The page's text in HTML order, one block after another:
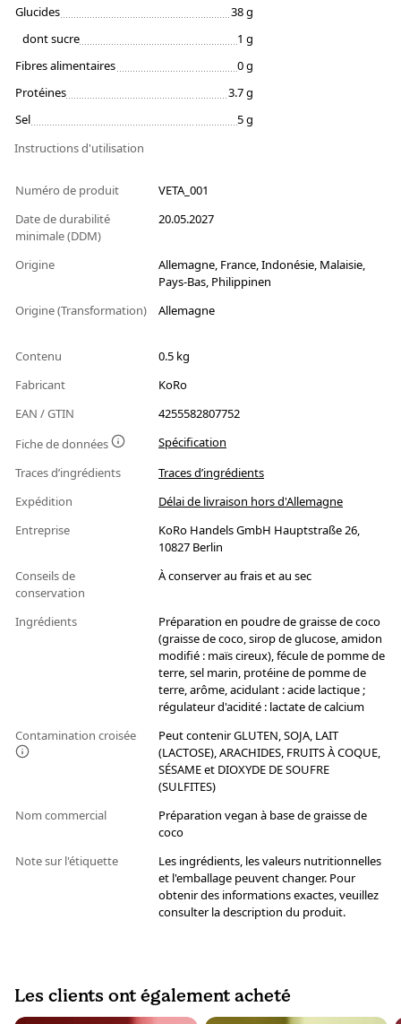
Glucides
38 g
dont sucre
1 g
Fibres alimentaires
0 g
Protéines
3.7 g
Sel
5 g
Instructions d'utilisation
Numéro de produit
VETA_001
Date de durabilité
minimale (DDM)
20.05.2027
Origine
Allemagne, France, Indonésie, Malaisie,
Pays-Bas, Philippinen
Origine (Transformation)
Allemagne
Contenu
0.5 kg
Fabricant
KoRo
EAN / GTIN
4255582807752
Fiche de données
Spécification
Traces d’ingrédients
Traces d’ingrédients
Expédition
Délai de livraison hors d'Allemagne
Entreprise
KoRo Handels GmbH Hauptstraße 26,
10827 Berlin
Conseils de
conservation
À conserver au frais et au sec
Ingrédients
Préparation en poudre de graisse de coco
(graisse de coco, sirop de glucose, amidon
modifié : maïs cireux), fécule de pomme de
terre, sel marin, protéine de pomme de
terre, arôme, acidulant : acide lactique ;
régulateur d'acidité : lactate de calcium
Contamination croisée
Peut contenir GLUTEN, SOJA, LAIT
(LACTOSE), ARACHIDES, FRUITS À COQUE,
SÉSAME et DIOXYDE DE SOUFRE
(SULFITES)
Nom commercial
Préparation vegan à base de graisse de
coco
Note sur l'étiquette
Les ingrédients, les valeurs nutritionnelles
et l'emballage peuvent changer. Pour
obtenir des informations exactes, veuillez
consulter la description du produit.
Les clients ont également acheté